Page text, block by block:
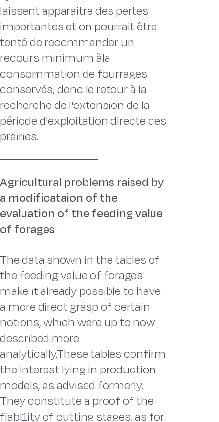
laissent apparaitre des pertes
importantes et on pourrait être
tenté de recommander un
recours minimum àla
consommation de fourrages
conservés, donc le retour à la
recherche de l'extension de la
période d'exploitation directe des
prairies.
Agricultural problems raised by
a modificataion of the
evaluation of the feeding value
of forages
The data shown in the tables of
the feeding value of forages
make it already possible to have
a more direct grasp of certain
notions, which were up to now
described more
analytically.These tables confirm
the interest lying in production
models, as advised formerly.
They constitute a proof of the
fiabi1ity of cutting stages, as for